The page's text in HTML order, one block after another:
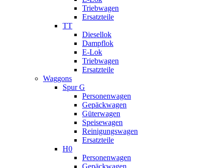
Triebwagen
Ersatzteile
TT
Diesellok
Dampflok
E-Lok
Triebwagen
Ersatzteile
Waggons
Spur G
Personenwagen
Gepäckwagen
Güterwagen
Speisewagen
Reinigungswagen
Ersatzteile
H0
Personenwagen